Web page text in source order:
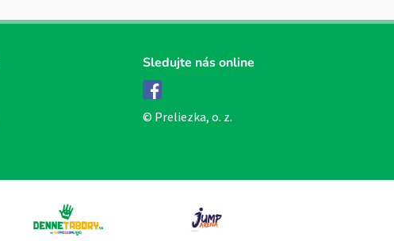
Sledujte nás online
© Preliezka, o. z.